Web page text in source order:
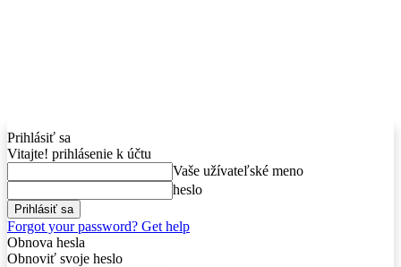
Prihlásiť sa
Vitajte! prihlásenie k účtu
Vaše užívateľské meno
heslo
Forgot your password? Get help
Obnova hesla
Obnoviť svoje heslo